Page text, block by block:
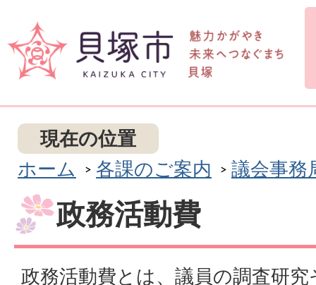
現在の位置
ホーム
各課のご案内 議会事務
政務活動費
政務活動費とは、議員の調査研